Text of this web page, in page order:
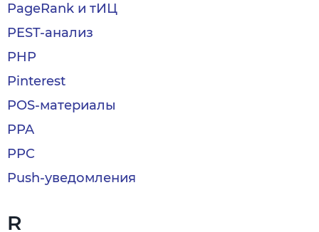
PageRank и тИЦ
PEST-анализ
PHP
Pinterest
POS-материалы
PPA
PPC
Push-уведомления
R